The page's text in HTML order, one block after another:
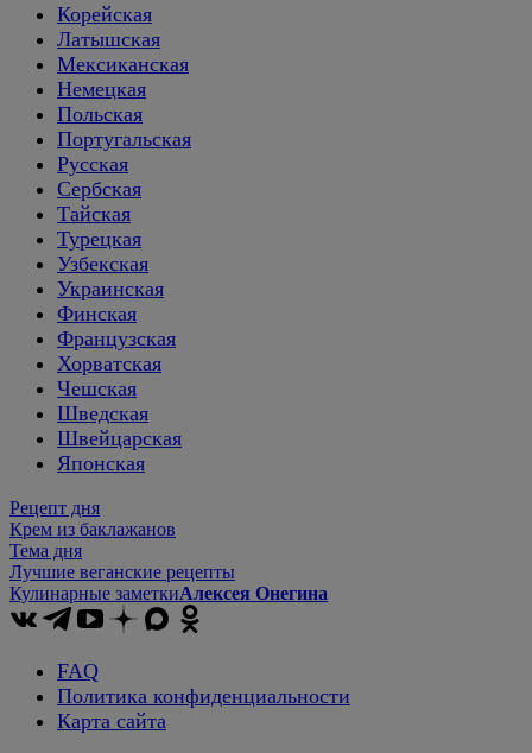
Корейская
Латышская
Мексиканская
Немецкая
Польская
Португальская
Русская
Сербская
Тайская
Турецкая
Узбекская
Украинская
Финская
Французская
Хорватская
Чешская
Шведская
Швейцарская
Японская
Рецепт дня
Крем из баклажанов
Тема дня
Лучшие веганские рецепты
Кулинарные заметкиАлексея Онегина
FAQ
Политика конфиденциальности
Карта сайта